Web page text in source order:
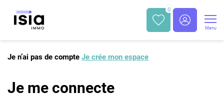
0
Menu
Je n’ai pas de compte Je crée mon espace
Je me connecte